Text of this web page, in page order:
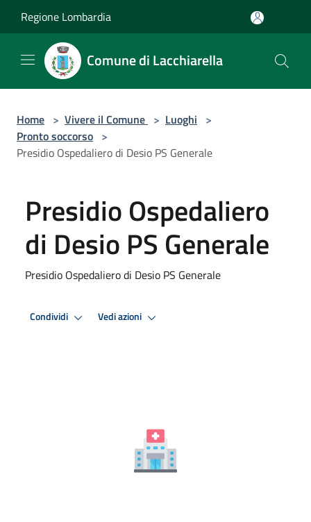
Regione Lombardia
Comune di Lacchiarella
Home > Vivere il Comune > Luoghi >
Pronto soccorso >
Presidio Ospedaliero di Desio PS Generale
Presidio Ospedaliero
di Desio PS Generale
Presidio Ospedaliero di Desio PS Generale
Condividi Vedi azioni